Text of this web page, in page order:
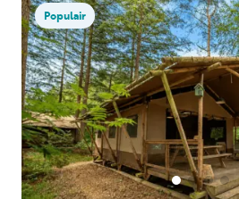
Populair